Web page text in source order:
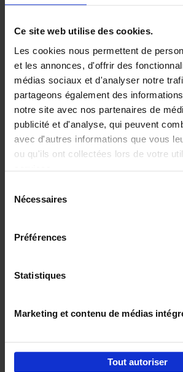
Ce site web utilise des cookies.
Les cookies nous permettent de
et les annonces, d'offrir des
médias sociaux et d'analyser notre
partageons également des
notre site avec nos partenaires de
publicité et d'analyse, qui peuvent
avec d'autres informations que vous
ou qu'ils ont collectées lors de votre
Nécessaires
Préférences
Statistiques
Marketing et contenu de médias
Tout autoriser
Building
Business
Jochen Roef Jozefien
Couverture souple
2025
€29,99
Digital
completely